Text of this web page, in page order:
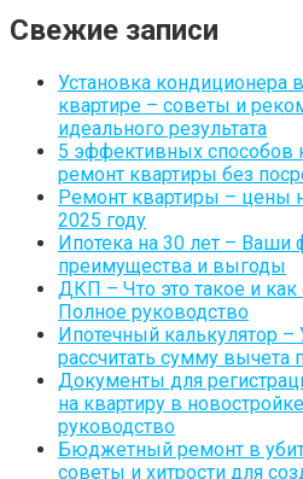
Свежие записи
Установка кондиционера
квартире – советы и
идеального результата
5 эффективных способов
ремонт квартиры без
Ремонт квартиры – цены
2025 году
Ипотека на 30 лет –
преимущества и выгоды
ДКП – Что это такое и как
Полное руководство
Ипотечный калькулятор –
рассчитать сумму вычета
Документы для
на квартиру в
руководство
Бюджетный ремонт в
советы и хитрости для